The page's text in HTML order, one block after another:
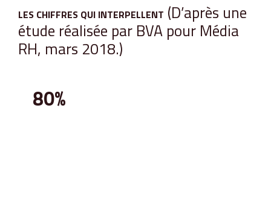
LES CHIFFRES QUI INTERPELLENT (D’après une
étude réalisée par BVA pour Média
RH, mars 2018.)
80%